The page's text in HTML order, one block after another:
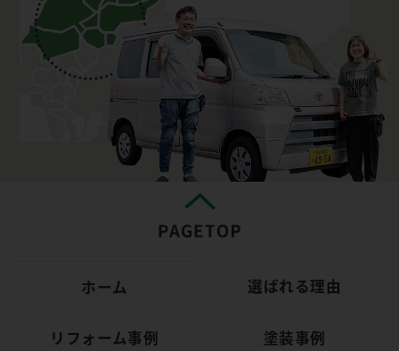
ホーム 選ばれる理由
リフォーム事例 塗装事例